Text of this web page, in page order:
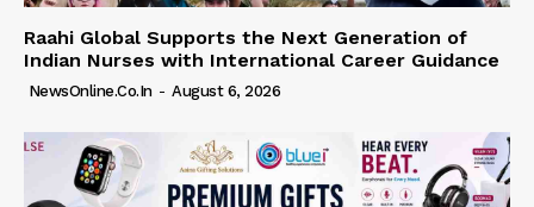
Raahi Global Supports the Next Generation of
Indian Nurses with International Career Guidance
NewsOnline.co.in - August 6, 2026